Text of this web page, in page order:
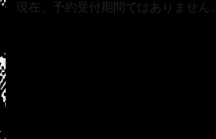
現在、予約受付期間ではありません。